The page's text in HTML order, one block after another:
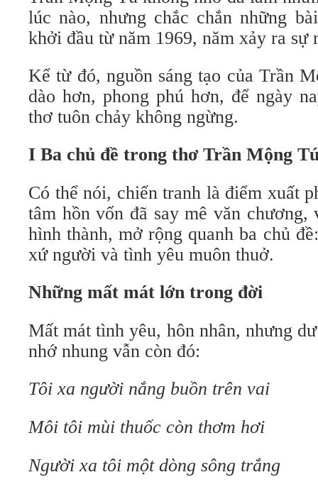
lúc nào, nhưng chắc chắn những
khởi đầu từ năm 1969, năm xảy ra sự
Kể từ đó, nguồn sáng tạo của Trần
dào hơn, phong phú hơn, để ngày
thơ tuôn chảy không ngừng.
I Ba chủ đề trong thơ Trần Mộng
Có thể nói, chiến tranh là điểm xuất
tâm hồn vốn đã say mê văn chương,
hình thành, mở rộng quanh ba chủ
xứ người và tình yêu muôn thuở.
Những mất mát lớn trong đời
Mất mát tình yêu, hôn nhân, nhưng
nhớ nhung vẫn còn đó:
Tôi xa người nắng buồn trên vai
Môi tôi mùi thuốc còn thơm hơi
Người xa tôi một dòng sông trắng